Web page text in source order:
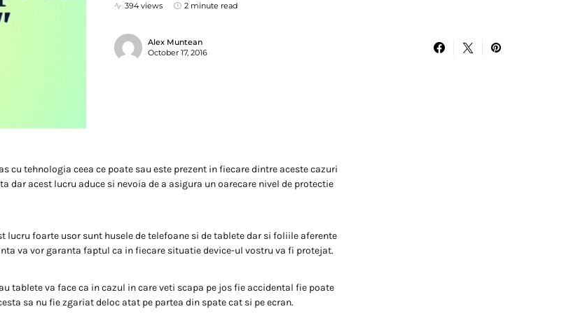
394 views 2 minute read
Alex Muntean
October 17, 2016
cu tehnologia ceea ce poate sau este prezent in fiecare dintre aceste cazuri
dar acest lucru aduce si nevoia de a asigura un oarecare nivel de protectie
lucru foarte usor sunt husele de telefoane si de tablete dar si foliile aferente
va vor garanta faptul ca in fiecare situatie device-ul vostru va fi protejat.
tablete va face ca in cazul in care veti scapa pe jos fie accidental fie poate
sa nu fie zgariat deloc atat pe partea din spate cat si pe ecran.